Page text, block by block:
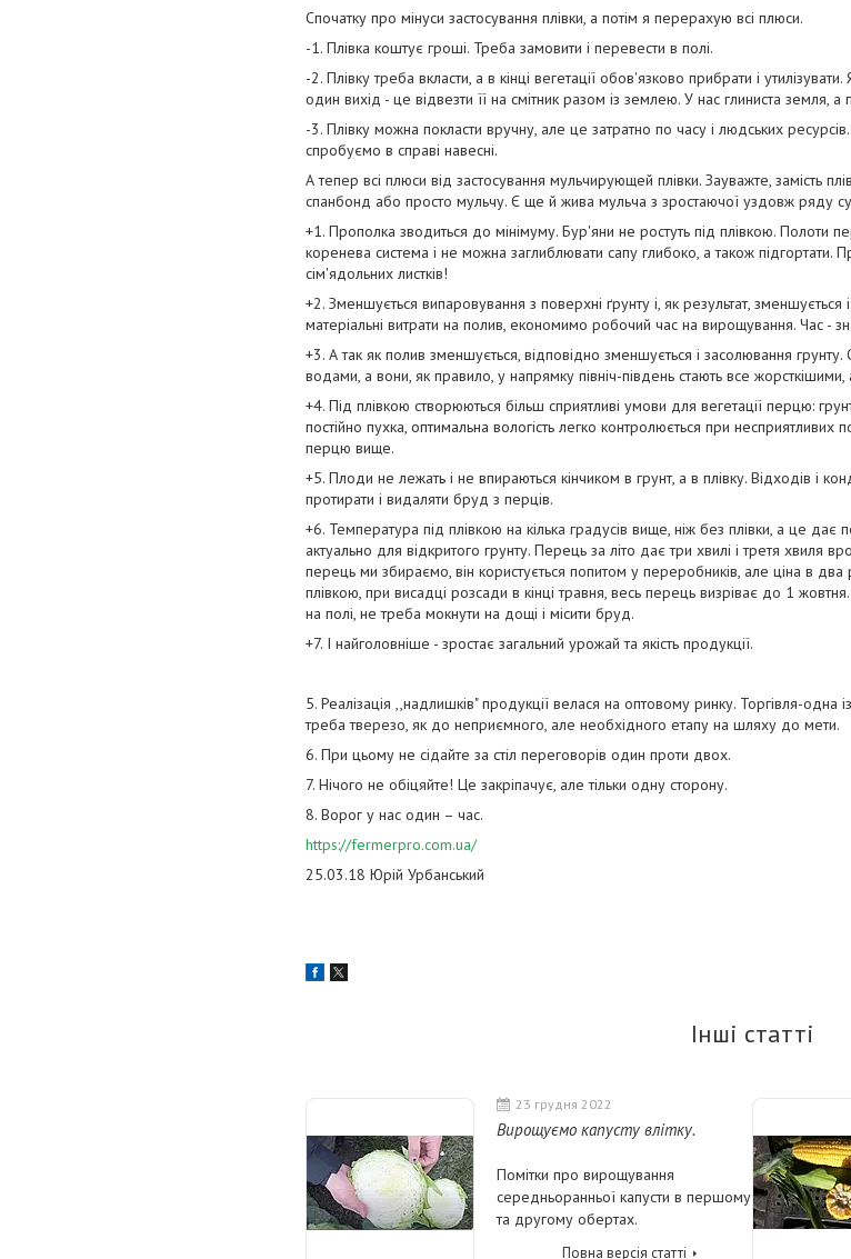
Спочатку про мінуси застосування плівки, а потім я перерахую всі плюси.
-1. Плівка коштує гроші. Треба замовити і перевести в полі.
-2. Плівку треба вкласти, а в кінці вегетації обов'язково прибрати і
один вихід - це відвезти її на смітник разом із землею. У нас глиниста земля,
-3. Плівку можна покласти вручну, але це затратно по часу і людських
спробуємо в справі навесні.
А тепер всі плюси від застосування мульчирующей плівки. Зауважте, замість
спанбонд або просто мульчу. Є ще й жива мульча з зростаючої уздовж ряду
+1. Прополка зводиться до мінімуму. Бур'яни не ростуть під плівкою. Полоти
коренева система і не можна заглиблювати сапу глибоко, а також підгортати.
сім'ядольних листків!
+2. Зменшується випаровування з поверхні ґрунту і, як результат,
матеріальні витрати на полив, економимо робочий час на вирощування. Час -
+3. А так як полив зменшується, відповідно зменшується і засолювання
водами, а вони, як правило, у напрямку північ-південь стають все
+4. Під плівкою створюються більш сприятливі умови для вегетації перцю:
постійно пухка, оптимальна вологість легко контролюється при
перцю вище.
+5. Плоди не лежать і не впираються кінчиком в грунт, а в плівку. Відходів і
протирати і видаляти бруд з перців.
+6. Температура під плівкою на кілька градусів вище, ніж без плівки, а це
актуально для відкритого грунту. Перець за літо дає три хвилі і третя хвиля
перець ми збираємо, він користується попитом у переробників, але ціна в
плівкою, при висадці розсади в кінці травня, весь перець визріває до 1
на полі, не треба мокнути на дощі і місити бруд.
+7. І найголовніше - зростає загальний урожай та якість продукції.
5. Реалізація ,,надлишків" продукції велася на оптовому ринку. Торгівля-
треба тверезо, як до неприємного, але необхідного етапу на шляху до мети.
6. При цьому не сідайте за стіл переговорів один проти двох.
7. Нічого не обіцяйте! Це закріпачує, але тільки одну сторону.
8. Ворог у нас один – час.
https://fermerpro.com.ua/
25.03.18 Юрій Урбанський
Інші статті
23 грудня 2022
Вирощуємо капусту влітку.
Помітки про вирощування
середньоранньої капусти в першому
та другому обертах.
Повна версія статті